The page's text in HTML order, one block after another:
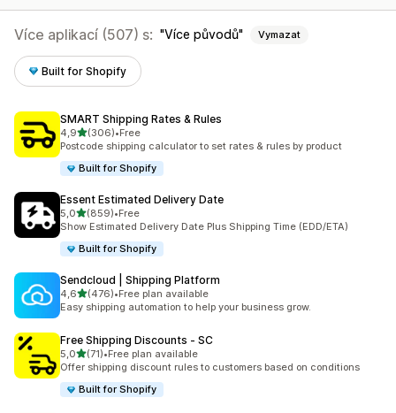
Více aplikací (507) s: Více původů Vymazat
Built for Shopify
SMART Shipping Rates & Rules
4,9z 5 hvězd
(306)
Celkový počet recenzí: 306
•Free
Postcode shipping calculator to set rates & rules by product
Built for Shopify
Essent Estimated Delivery Date
5,0z 5 hvězd
(859)
Celkový počet recenzí: 859
•Free
Show Estimated Delivery Date Plus Shipping Time (EDD/ETA)
Built for Shopify
Sendcloud | Shipping Platform
4,6z 5 hvězd
(476)
Celkový počet recenzí: 476
•Free plan available
Easy shipping automation to help your business grow.
Free Shipping Discounts ‑ SC
5,0z 5 hvězd
(71)
Celkový počet recenzí: 71
•Free plan available
Offer shipping discount rules to customers based on conditions
Built for Shopify